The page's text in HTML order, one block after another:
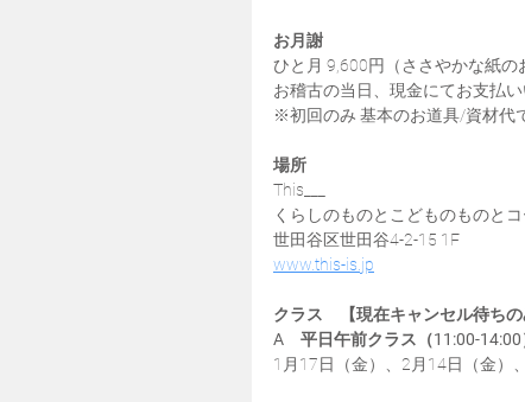
お月謝
ひと月 9,600円（ささやかな紙の
お稽古の当日、現金にてお支払い
※初回のみ 基本のお道具/資材代
場所
This___
くらしのものとこどものものと
世田谷区世田谷4-2-15 1F
www.this-is.jp
クラス　【現在キャンセル待ちの
A　平日午前クラス（11:00-14:00
1月17日（金）、2月14日（金）